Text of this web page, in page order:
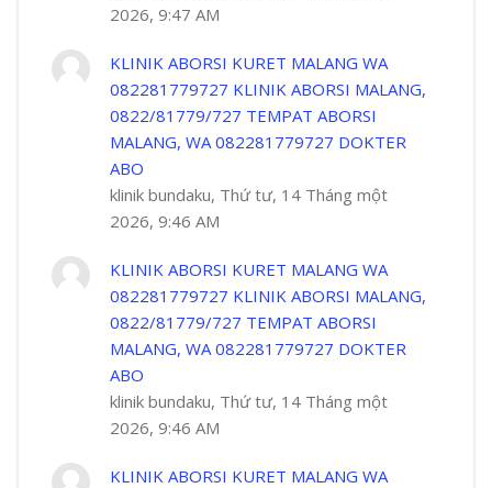
2026, 9:47 AM
KLINIK ABORSI KURET MALANG WA
082281779727 KLINIK ABORSI MALANG,
0822/81779/727 TEMPAT ABORSI
MALANG, WA 082281779727 DOKTER
ABO
klinik bundaku, Thứ tư, 14 Tháng một
2026, 9:46 AM
KLINIK ABORSI KURET MALANG WA
082281779727 KLINIK ABORSI MALANG,
0822/81779/727 TEMPAT ABORSI
MALANG, WA 082281779727 DOKTER
ABO
klinik bundaku, Thứ tư, 14 Tháng một
2026, 9:46 AM
KLINIK ABORSI KURET MALANG WA